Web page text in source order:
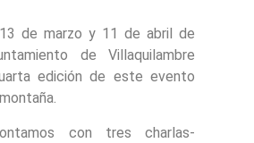
de marzo y 11 de abril de
de Villaquilambre
edición de este evento
con tres charlas-